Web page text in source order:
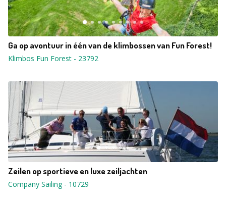
Ga op avontuur in één van de klimbossen van Fun Forest!
Klimbos Fun Forest - 23792
Zeilen op sportieve en luxe zeiljachten
Company Sailing- 10729